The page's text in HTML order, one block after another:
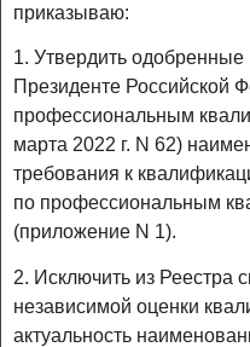
приказываю:
1. Утвердить
Президенте Российской
профессиональным
марта 2022 г. N 62)
требования к
по профессиональным
(приложение N 1).
2. Исключить из Реестра
независимой оценки
актуальность